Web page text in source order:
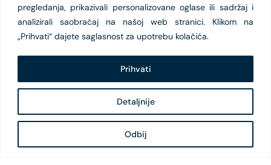
pregledanja, prikazivali personalizovane oglase ili sadržaj i
analizirali saobraćaj na našoj web stranici. Klikom na
„Prihvati“ dajete saglasnost za upotrebu kolačića.
Detaljnije
Odbij
Prihvati